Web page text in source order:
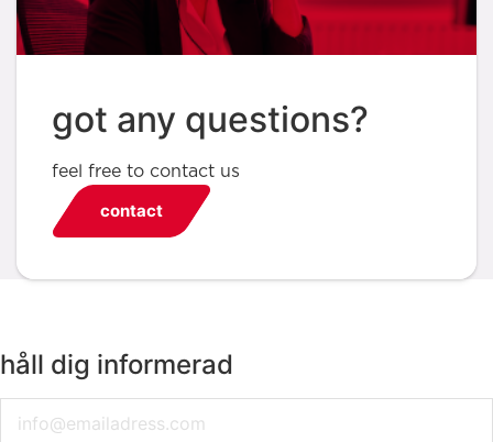
got any questions?
feel free to contact us
contact
håll dig informerad